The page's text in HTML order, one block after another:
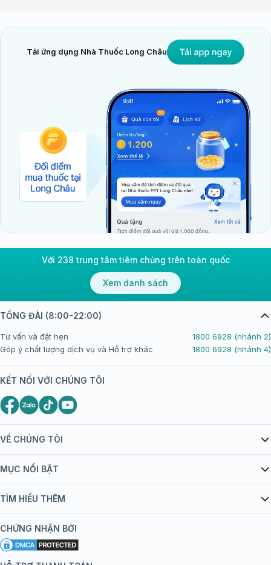
Tải ứng dụng Nhà Thuốc Long Châu
Với 238 trung tâm tiêm chủng trên toàn quốc
Xem danh sách
VỀ CHÚNG TÔI
Giới thiệu Tiêm Chủng FPT Long Châu
bán hàng
Chính sách nội dung
Chính sách bảo mật
MỤC NỔI BẬT
Danh mục vắc xin
Đội ngũ bác sĩ, chuyên gia
TÌM HIỂU THÊM
Khuyến mãi
Tôi nên tiêm gì?
CHỨNG NHẬN BỞI
TỔNG ĐÀI (8:00-22:00)
Tư vấn và đặt hẹn
1800 6928 (nhánh 2)
Góp ý chất lượng dịch vụ và Hỗ trợ khác
1800 6928 (nhánh 4)
KẾT NỐI VỚI CHÚNG TÔI